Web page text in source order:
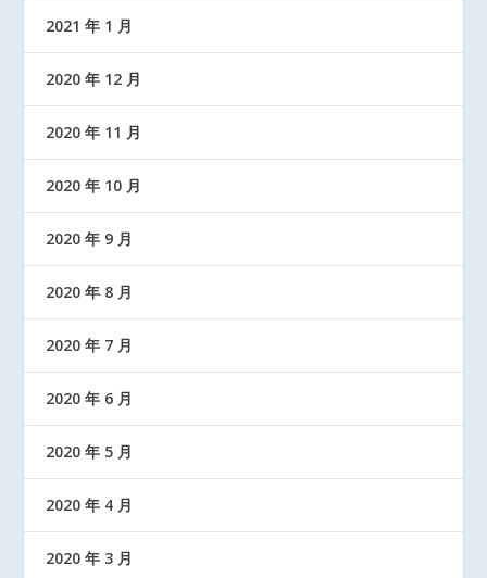
2021 年 1 月
2020 年 12 月
2020 年 11 月
2020 年 10 月
2020 年 9 月
2020 年 8 月
2020 年 7 月
2020 年 6 月
2020 年 5 月
2020 年 4 月
2020 年 3 月